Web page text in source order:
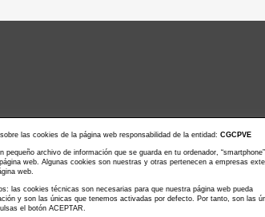
Noticias actualidad Agenda de Actos
las cookies de la página web responsabilidad de la entidad: CGCPVE
archivo de información que se guarda en tu ordenador,
web. Algunas cookies son nuestras y otras pertenecen a empresas
web.
las cookies técnicas son necesarias para que nuestra página web pueda
y son las únicas que tenemos activadas por defecto. Por tanto, son las
el botón ACEPTAR.